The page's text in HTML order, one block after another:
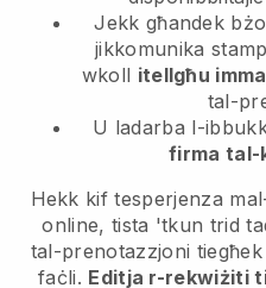
Jekk għandek
jikkomunika
wkoll itellgħu
tal-
U ladarba l-
firma tal-
Hekk kif tesperjenza
online, tista 'tkun trid
tal-prenotazzjoni
faċli. Editja r-rekwiżiti